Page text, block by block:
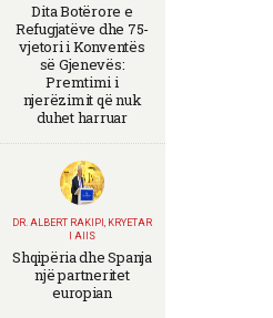
Dita Botërore e
Refugjatëve dhe 75-
vjetori i Konventës
së Gjenevës:
Premtimi i
njerëzimit që nuk
duhet harruar
DR. ALBERT RAKIPI, KRYETAR
I AIIS
Shqipëria dhe Spanja
një partneritet
europian